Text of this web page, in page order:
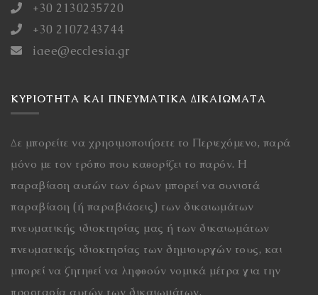
+30 2130235720
+30 2107243744
iaee@ecclesia.gr
ΚΥΡΙΌΤΗΤΑ ΚΑΙ ΠΝΕΥΜΑΤΙΚΆ ΔΙΚΑΙΏΜΑΤΑ
Δε μπορείτε να χρησιμοποιήσετε το Περιεχόμενο, παρά
μόνο με τον τρόπο που καθορίζει το παρόν. Η
παραβίαση αυτών των όρων μπορεί να συνιστά
παραβίαση (ή παραβιάσεις) των δικαιωμάτων
πνευματικής ιδιοκτησίας μας ή των δικαιωμάτων
πνευματικής ιδιοκτησίας των δημιουργών τους, και
μπορεί να ζητηθεί να ληφθούν νομικά μέτρα για την
προστασία αυτών των δικαιωμάτων.